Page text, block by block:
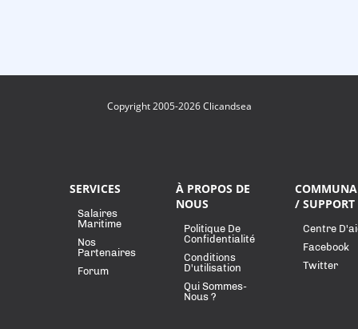
Copyright 2005-2026 Clicandsea
SERVICES
Salaires
Maritime
Nos
Partenaires
Forum
À PROPOS DE
NOUS
Politique De
Confidentialité
Conditions
D'utilisation
Qui Sommes-
Nous ?
/ SUPPORT
Centre
Facebook
Twitter